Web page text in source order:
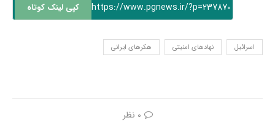
https://www.pgnews.ir/?p=237870 کپی لینک کوتاه
اسرائیل نهادهای امنیتی هکرهای ایرانی
0 نظر